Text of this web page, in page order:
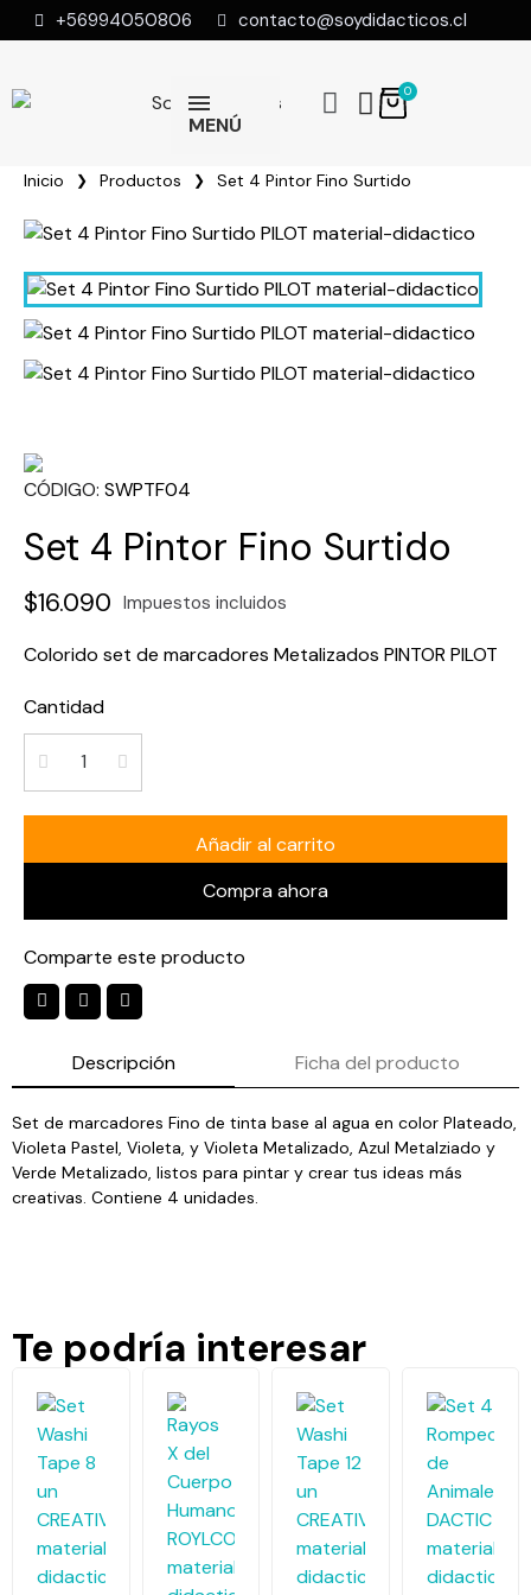
+56994050806 contacto@soydidacticos.cl
MENÚ
Inicio Productos Set 4 Pintor Fino Surtido
CÓDIGO SWPTF04
Set 4 Pintor Fino Surtido
$16.090 Impuestos incluidos
Colorido set de marcadores Metalizados PINTOR PILOT
Cantidad
Añadir al carrito
Compra ahora
Comparte este producto
Descripción Ficha del producto
Set de marcadores Fino de tinta base al agua en color Plateado,
Violeta Pastel, Violeta, y Violeta Metalizado, Azul Metalziado y
Verde Metalizado, listos para pintar y crear tus ideas más
creativas. Contiene 4 unidades.
Te podría interesar